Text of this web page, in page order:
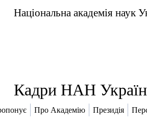
Національна академія наук
Кадри НАН
Про Академію Президія